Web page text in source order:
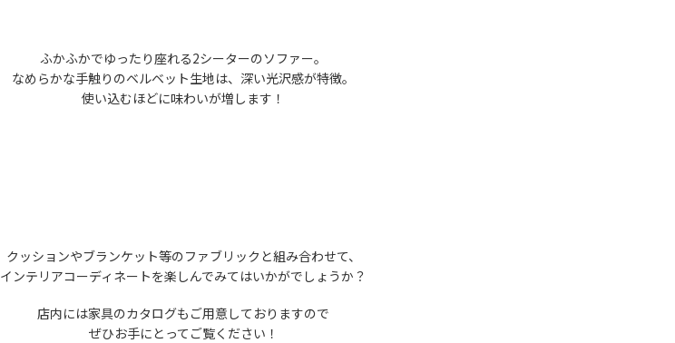
ふかふかでゆったり座れる2シーターのソファー。
なめらかな手触りのベルベット生地は、深い光沢感が特徴。
使い込むほどに味わいが増します！
クッションやブランケット等のファブリックと組み合わせて、
インテリアコーディネートを楽しんでみてはいかがでしょうか？
店内には家具のカタログもご用意しておりますので
ぜひお手にとってご覧ください！